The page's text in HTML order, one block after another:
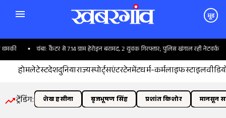
मूड
चंबा: कैंटर से 7.14 ग्राम हेरोइन बरामद, 2 युवक गिरफ्तार; पुलिस खंगाल रही नेटवर्क
होमलेटेस्टदेशदुनियाराज्यस्पोर्ट्सएंटरटेनमेंटधर्म-कर्मलाइफस्टाइल
ट्रेंडिंग: शेख हसीना बृजभूषण सिंह प्रशांत किशोर मानसून